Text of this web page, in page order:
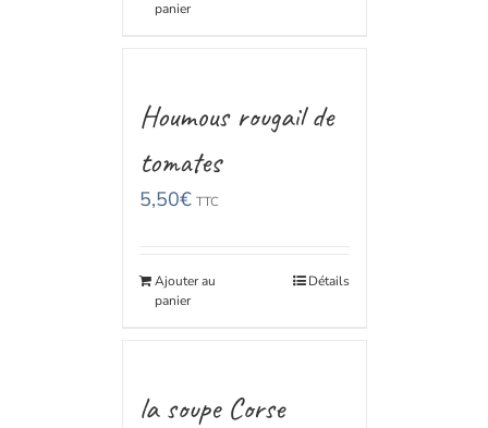
panier
Houmous rougail de
tomates
5,50€ TTC
Ajouter au
panier
Détails
la soupe Corse